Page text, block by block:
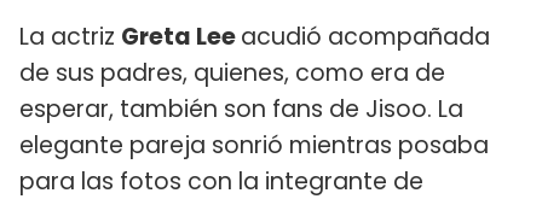
La actriz Greta Leeacudió acompañada
de sus padres, quienes, como era de
esperar, también son fans de Jisoo. La
elegante pareja sonrió mientras posaba
para las fotos con la integrante de